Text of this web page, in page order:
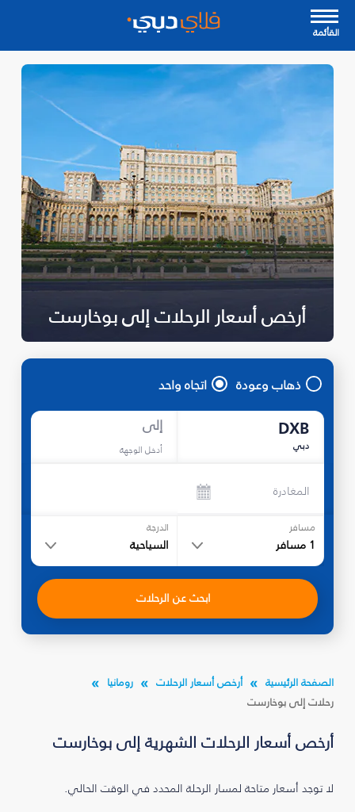
القأئمة
أرخص أسعار الرحلات إلى بوخارست
ذهاب وعودة اتجاه واحد
DXB
دبي
إلى
أدخل الوجهة
المغادرة
مسافر
1 مسافر
الدرجة
السياحية
ابحث عن الرحلات
الصفحة الرئيسية أرخص أسعار الرحلات
رومانيا
رحلات إلى بوخارست
أرخص أسعار الرحلات الشهرية إلى بوخارست
لا توجد أسعار متاحة لمسار الرحلة المحدد في الوقت الحالي.